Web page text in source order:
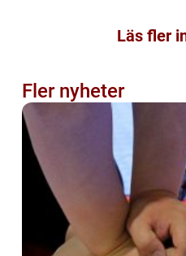
Läs fler
Fler nyheter